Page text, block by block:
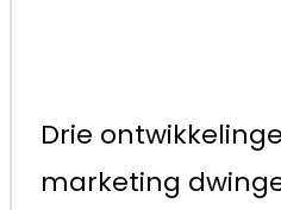
Drie
marketing